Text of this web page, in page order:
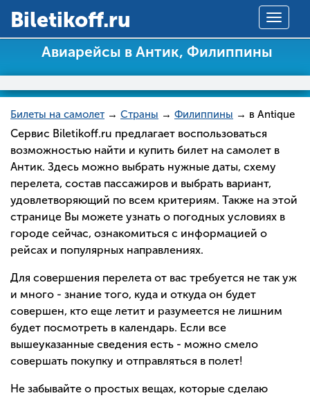
Toggle
Вiletikoff.ru
Авиарейсы в Антик, Филиппины
Билеты на самолет → Страны → Филиппины → в Antique
Сервис Biletikoff.ru предлагает воспользоваться
возможностью найти и купить билет на самолет в
Антик. Здесь можно выбрать нужные даты, схему
перелета, состав пассажиров и выбрать вариант,
удовлетворяющий по всем критериям. Также на этой
странице Вы можете узнать о погодных условиях в
городе сейчас, ознакомиться с информацией о
рейсах и популярных направлениях.
Для совершения перелета от вас требуется не так уж
и много - знание того, куда и откуда он будет
совершен, кто еще летит и разумеется не лишним
будет посмотреть в календарь. Если все
вышеуказанные сведения есть - можно смело
совершать покупку и отправляться в полет!
Не забывайте о простых вещах, которые сделаю